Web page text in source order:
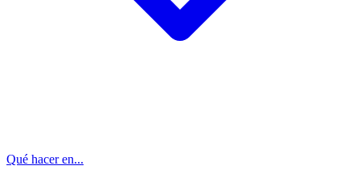
Qué hacer en...